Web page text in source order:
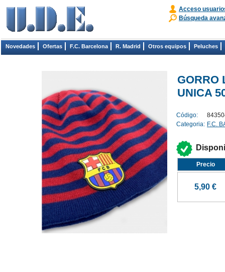
Acceso
Búsqueda
Novedades Ofertas F.C. Barcelona R. Madrid Otros equipos Peluches
GORRO
UNICA
Código:
Categoria: F.C.
Precio
5,90 €